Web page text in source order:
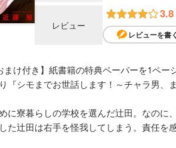
レビュー
3.8
レビューを書く
け付き】紙書籍の特典ペーパーを1ペー
『シモまでお世話します！～チャラ男、
に寮暮らしの学校を選んだ辻田。なの
た辻田は右手を怪我してしまう。責任